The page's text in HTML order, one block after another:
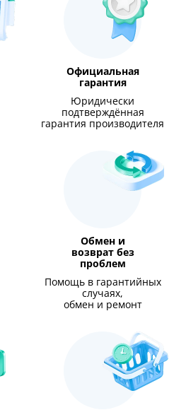
Официальная
гарантия
Юридически
подтверждённая
гарантия производителя
Обмен и
возврат без
проблем
Помощь в гарантийных
случаях,
обмен и ремонт